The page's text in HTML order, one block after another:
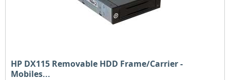
HP DX115 Removable HDD Frame/Carrier -
Mobiles...